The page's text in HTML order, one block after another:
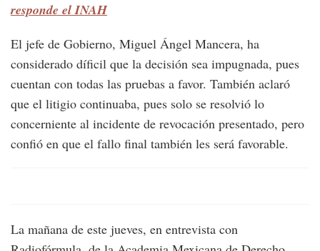
responde el INAH
El jefe de Gobierno, Miguel Ángel Mancera, ha
considerado díficil que la decisión sea impugnada, pues
cuentan con todas las pruebas a favor. También aclaró
que el litigio continuaba, pues solo se resolvió lo
concerniente al incidente de revocación presentado, pero
confió en que el fallo final también les será favorable.
La mañana de este jueves, en entrevista con